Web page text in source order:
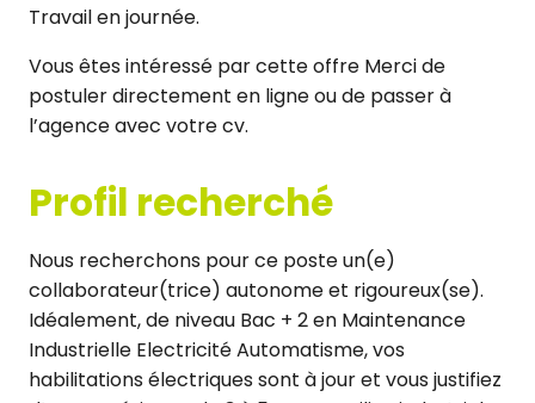
Travail en journée.
Vous êtes intéressé par cette offre Merci de
postuler directement en ligne ou de passer à
l’agence avec votre cv.
Profil recherché
Nous recherchons pour ce poste un(e)
collaborateur(trice) autonome et rigoureux(se).
Idéalement, de niveau Bac + 2 en Maintenance
Industrielle Electricité Automatisme, vos
habilitations électriques sont à jour et vous justifiez